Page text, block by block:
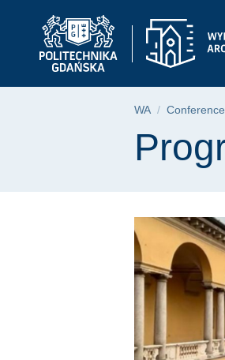
głównego
wyszukiwarki
Programme
WA
Treść